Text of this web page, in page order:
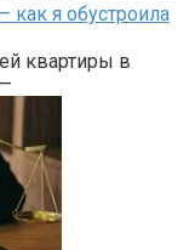
как я обустроила
квартиры в